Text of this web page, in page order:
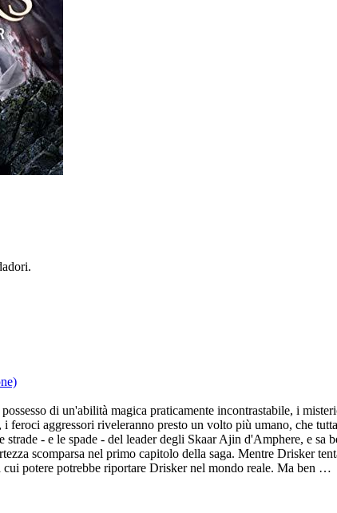
di un'abilità magica praticamente incontrastabile, i
i feroci aggressori riveleranno presto un volto più umano, che
strade - e le spade - del leader degli Skaar Ajin d'Amphere, e
scomparsa nel primo capitolo della saga. Mentre Drisker
potere potrebbe riportare Drisker nel mondo reale. Ma ben …